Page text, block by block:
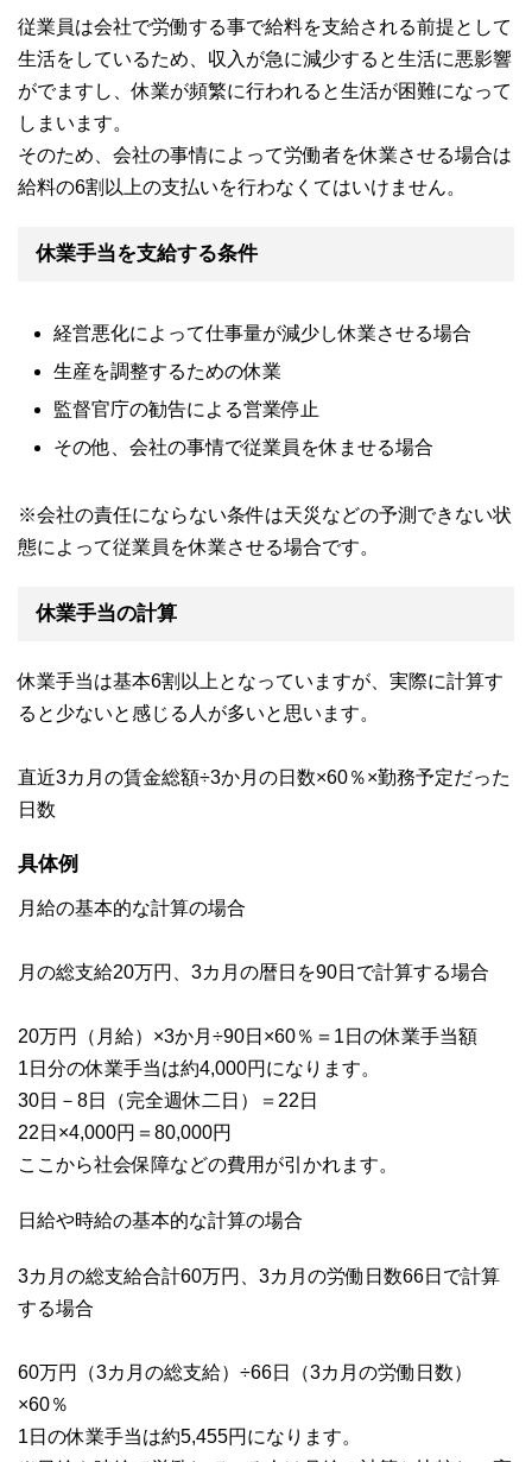
従業員は会社で労働する事で給料を支給される前提として
生活をしているため、収入が急に減少すると生活に悪影響
がでますし、休業が頻繁に行われると生活が困難になって
しまいます。
そのため、会社の事情によって労働者を休業させる場合は
給料の6割以上の支払いを行わなくてはいけません。
休業手当を支給する条件
経営悪化によって仕事量が減少し休業させる場合
生産を調整するための休業
監督官庁の勧告による営業停止
その他、会社の事情で従業員を休ませる場合
※会社の責任にならない条件は天災などの予測できない状
態によって従業員を休業させる場合です。
休業手当の計算
休業手当は基本6割以上となっていますが、実際に計算す
ると少ないと感じる人が多いと思います。
直近3カ月の賃金総額÷3か月の日数×60％×勤務予定だった
日数
具体例
月給の基本的な計算の場合
月の総支給20万円、3カ月の暦日を90日で計算する場合
20万円（月給）×3か月÷90日×60％＝1日の休業手当額
1日分の休業手当は約4,000円になります。
30日－8日（完全週休二日）＝22日
22日×4,000円＝80,000円
ここから社会保障などの費用が引かれます。
日給や時給の基本的な計算の場合
3カ月の総支給合計60万円、3カ月の労働日数66日で計算
する場合
60万円（3カ月の総支給）÷66日（3カ月の労働日数）
×60％
1日の休業手当は約5,455円になります。